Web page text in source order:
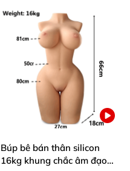
Búp bê bán thân silicon
16kg khung chắc âm đạo